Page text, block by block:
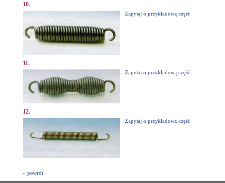
10.
Zapytaj o przykładową część
11.
Zapytaj o przykładową część
12.
Zapytaj o przykładową część
» powrót